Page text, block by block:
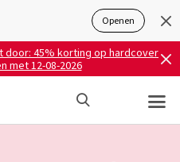
Openen
door: 45% korting op hardcover
met 12-08-2026